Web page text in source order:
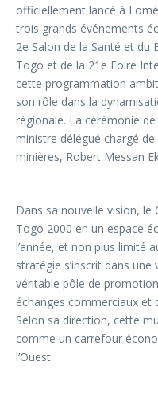
officiellement lancé à
trois grands événements
2e Salon de la Santé et du
Togo et de la 21e Foire
cette programmation
son rôle dans la
régionale. La cérémonie
ministre délégué chargé de
minières, Robert Messan
Dans sa nouvelle vision, le
Togo 2000 en un espace
l’année, et non plus limité
stratégie s’inscrit dans
véritable pôle de
échanges commerciaux et
Selon sa direction, cette
comme un carrefour
l’Ouest.